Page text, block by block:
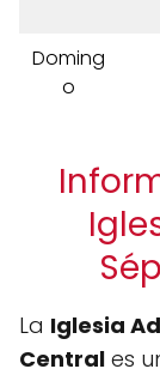
Doming
o
La Iglesia
Central es